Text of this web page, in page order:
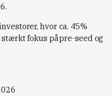
hvor ca. 45%
fokus på pre-seed og